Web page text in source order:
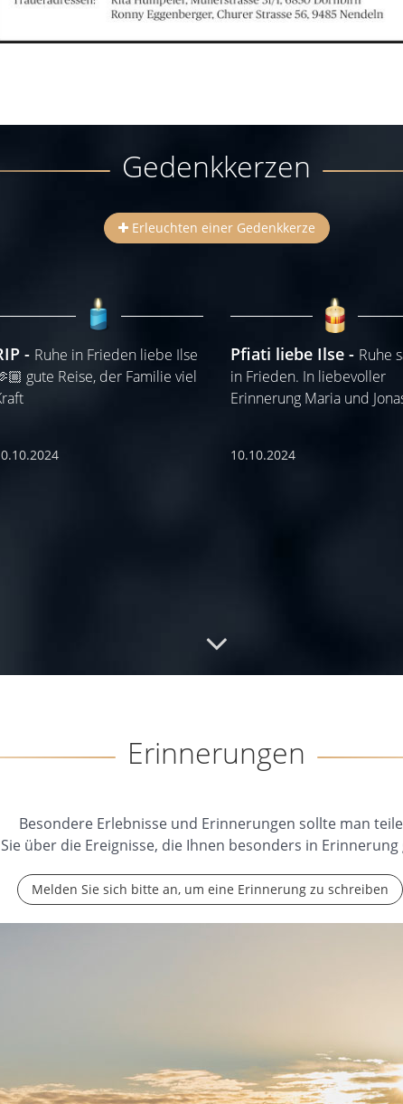
Gedenkkerzen
Erleuchten einer Gedenkkerze
Ruhe in Frieden liebe Ilse
gute Reise, der Familie viel
Pfiati liebe Ilse
Ruhe
in Frieden. In liebevoller
Erinnerung Maria und
10.10.2024
Erinnerungen
Besondere Erlebnisse und Erinnerungen sollte man
über die Ereignisse, die Ihnen besonders in
Melden Sie sich bitte an, um eine Erinnerung zu schreiben